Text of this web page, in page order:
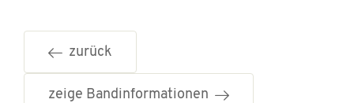
zurück
zeige Bandinformationen